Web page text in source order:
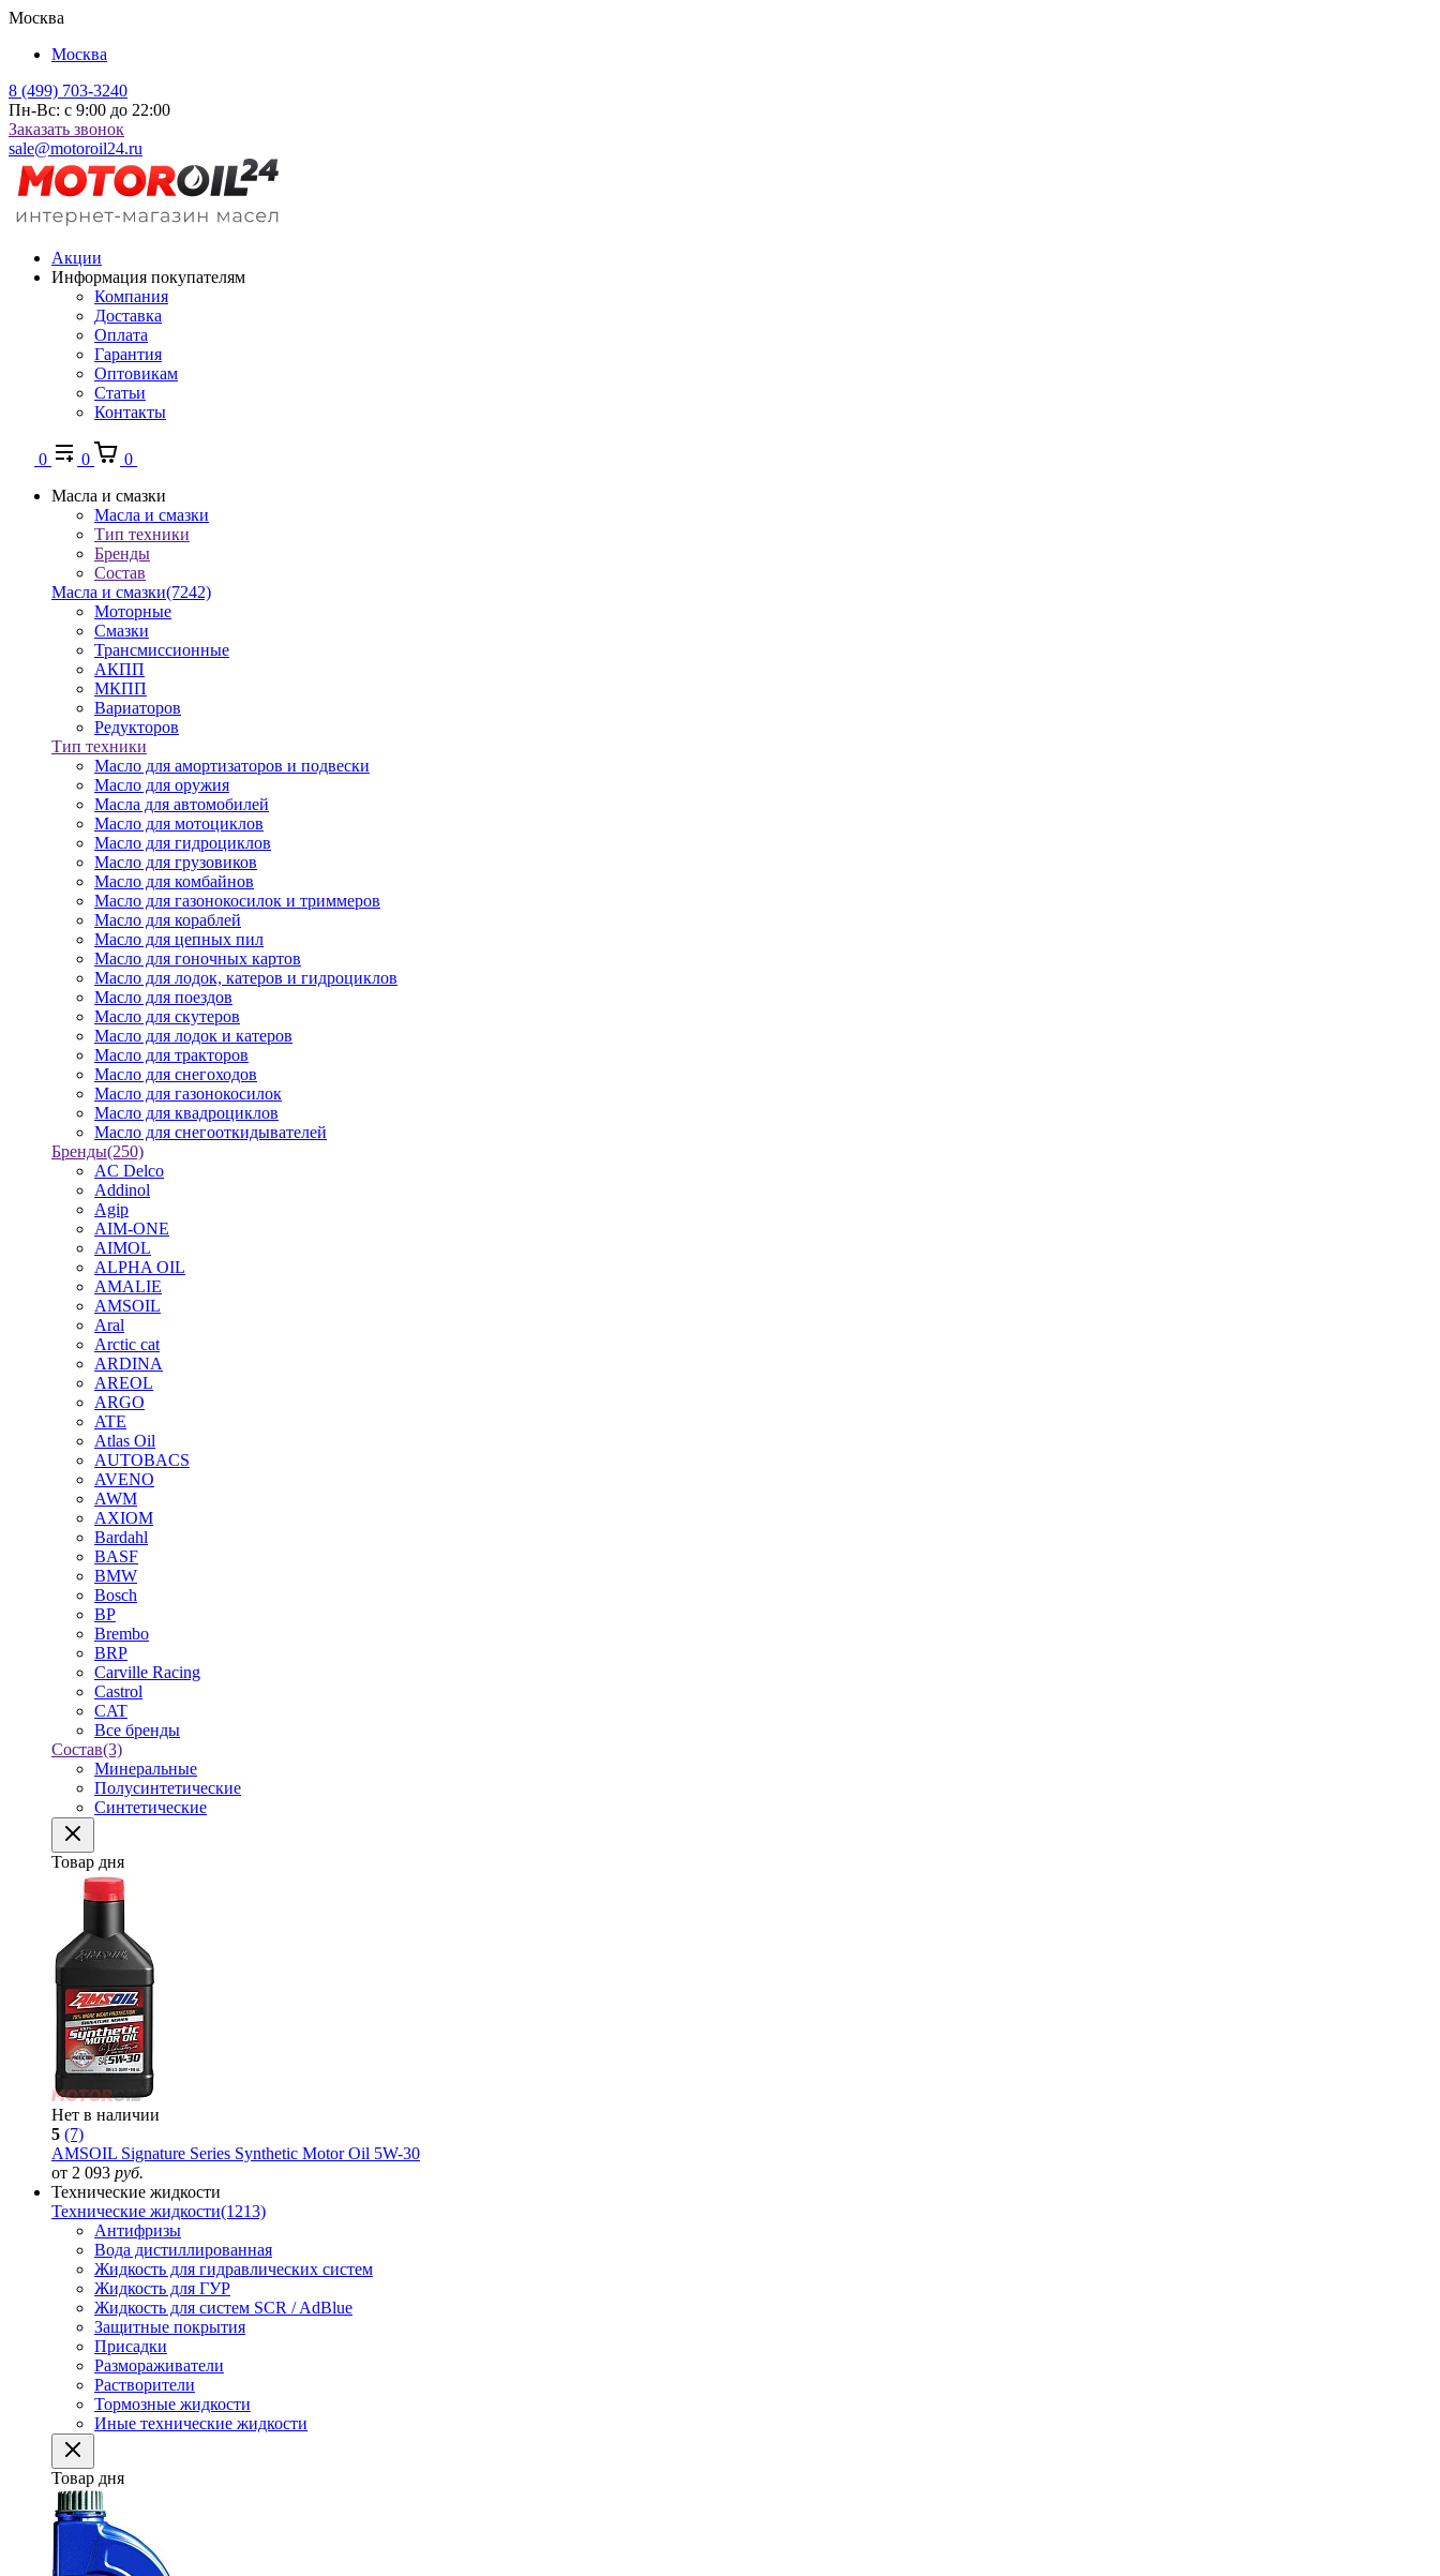
Москва
Москва
8 (499) 703-3240
Пн-Вс: с 9:00 до 22:00
Заказать звонок
sale@motoroil24.ru
Акции
Информация покупателям
Компания
Доставка
Оплата
Гарантия
Оптовикам
Статьи
Контакты
0 0
0
Масла и смазки
Масла и смазки
Тип техники
Бренды
Состав
Масла и смазки(7242)
Моторные
Смазки
Трансмиссионные
АКПП
МКПП
Вариаторов
Редукторов
Тип техники
Масло для амортизаторов и подвески
Масло для оружия
Масла для автомобилей
Масло для мотоциклов
Масло для гидроциклов
Масло для грузовиков
Масло для комбайнов
Масло для газонокосилок и триммеров
Масло для кораблей
Масло для цепных пил
Масло для гоночных картов
Масло для лодок, катеров и гидроциклов
Масло для поездов
Масло для скутеров
Масло для лодок и катеров
Масло для тракторов
Масло для снегоходов
Масло для газонокосилок
Масло для квадроциклов
Масло для снегооткидывателей
Бренды(250)
AC Delco
Addinol
Agip
AIM-ONE
AIMOL
ALPHA OIL
AMALIE
AMSOIL
Aral
Arctic cat
ARDINA
AREOL
ARGO
ATE
Atlas Oil
AUTOBACS
AVENO
AWM
AXIOM
Bardahl
BASF
BMW
Bosch
BP
Brembo
BRP
Carville Racing
Castrol
CAT
Все бренды
Состав(3)
Минеральные
Полусинтетические
Синтетические
Товар дня
Нет в наличии
5 (7)
AMSOIL Signature Series Synthetic Motor Oil 5W-30
от 2 093 руб.
Технические жидкости
Технические жидкости(1213)
Антифризы
Вода дистиллированная
Жидкость для гидравлических систем
Жидкость для ГУР
Жидкость для систем SCR / AdBlue
Защитные покрытия
Присадки
Размораживатели
Растворители
Тормозные жидкости
Иные технические жидкости
Товар дня